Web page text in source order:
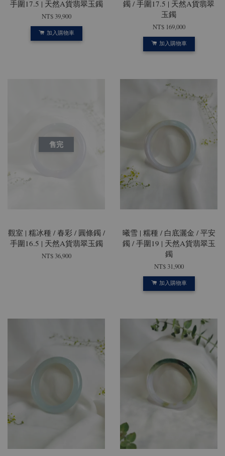
手圍17.5 | 天然A貨翡翠玉鐲
NT$ 39,900
加入購物車
鐲 / 手圍17.5 | 天然A貨翡翠
玉鐲
NT$ 169,000
加入購物車
售完
觀室 | 糯冰種 / 春彩 / 圓條鐲 /
手圍16.5 | 天然A貨翡翠玉鐲
NT$ 36,900
曦雪 | 糯種 / 白底灑金 / 平安
鐲 / 手圍19 | 天然A貨翡翠玉
鐲
NT$ 31,900
加入購物車